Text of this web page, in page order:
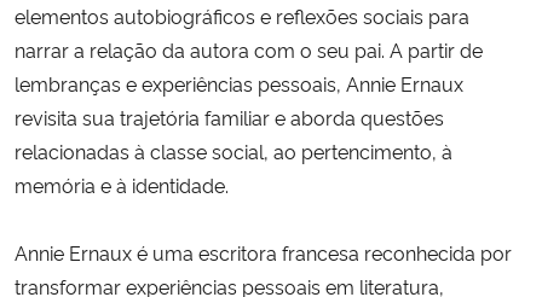
elementos autobiográficos e reflexões sociais para
narrar a relação da autora com o seu pai. A partir de
lembranças e experiências pessoais, Annie Ernaux
revisita sua trajetória familiar e aborda questões
relacionadas à classe social, ao pertencimento, à
memória e à identidade.
Annie Ernaux é uma escritora francesa reconhecida por
transformar experiências pessoais em literatura,